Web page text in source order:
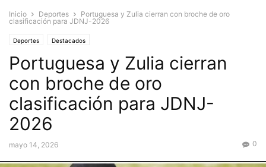
Inicio Deportes
Portuguesa y Zulia cierran con broche de oro
clasificación para JDNJ-2026
Deportes Destacados
Portuguesa y Zulia cierran
con broche de oro
clasificación para JDNJ-
2026
mayo 14, 2026 0